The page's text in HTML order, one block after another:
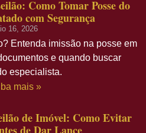
Como Tomar Posse do
com Segurança
16, 2026
Entenda imissão na posse em
e quando buscar
especialista.
mais »
de Imóvel: Como Evitar
de Dar Lance